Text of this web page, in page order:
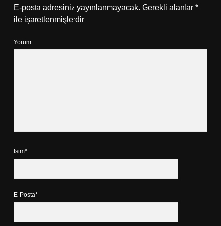
E-posta adresiniz yayınlanmayacak. Gerekli alanlar *
ile işaretlenmişlerdir
Yorum
İsim*
E-Posta*